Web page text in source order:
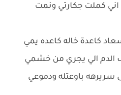
كملت جكارتي ونمت
كاعدة خاله كاعده يمي
الي يجري من خشمي
سريرهه باوعتله ودموعي